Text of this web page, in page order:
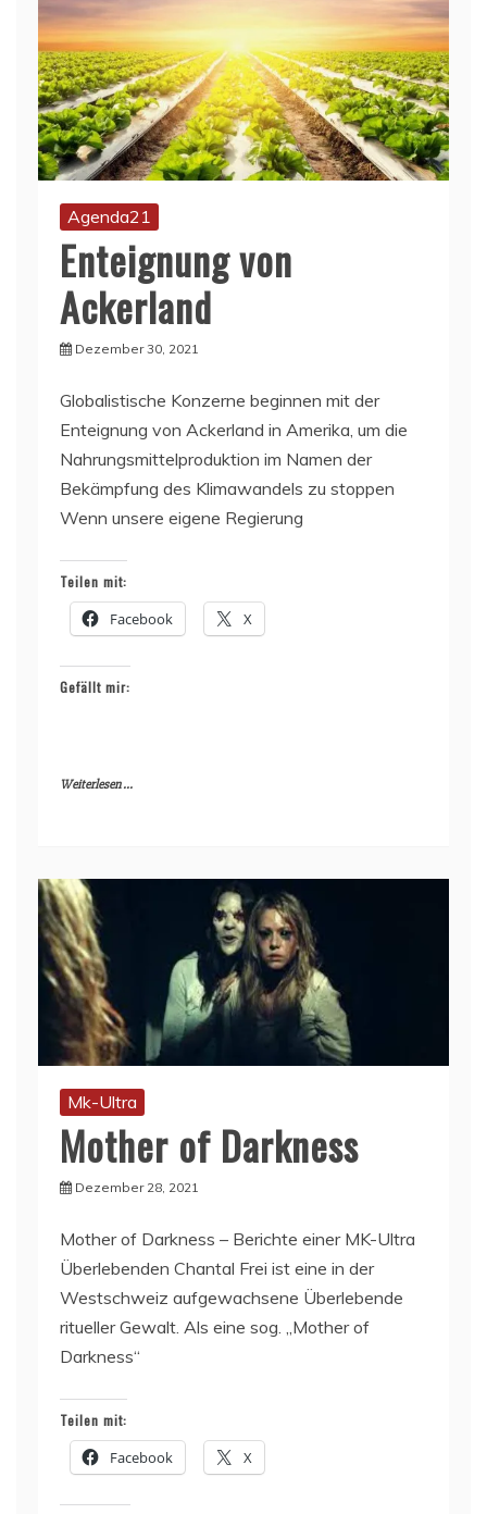
Agenda21
Enteignung von
Ackerland
Dezember 30, 2021
Globalistische Konzerne beginnen mit der
Enteignung von Ackerland in Amerika, um die
Nahrungsmittelproduktion im Namen der
Bekämpfung des Klimawandels zu stoppen
Wenn unsere eigene Regierung
Teilen mit:
Facebook X
Gefällt mir:
Weiterlesen ...
Mk-Ultra
Mother of Darkness
Dezember 28, 2021
Mother of Darkness – Berichte einer MK-Ultra
Überlebenden Chantal Frei ist eine in der
Westschweiz aufgewachsene Überlebende
ritueller Gewalt. Als eine sog. „Mother of
Darkness“
Teilen mit:
Facebook X